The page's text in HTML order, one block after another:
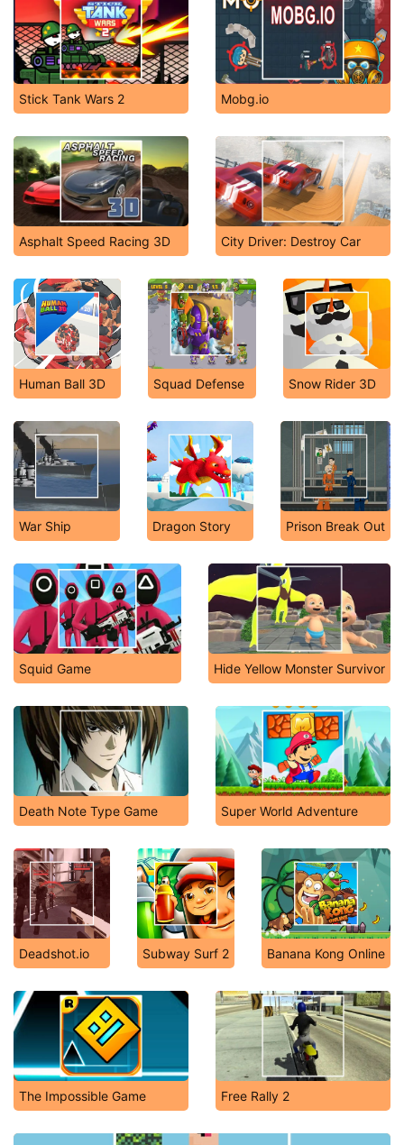
Stick Tank Wars 2 Mobg.io
Asphalt Speed Racing 3D City Driver: Destroy Car
Human Ball 3D Squad Defense Snow Rider 3D
War Ship Dragon Story Prison Break Out
Squid Game Hide Yellow Monster Survivor
Death Note Type Game Super World Adventure
Deadshot.io Subway Surf 2 Banana Kong Online
The Impossible Game Free Rally 2